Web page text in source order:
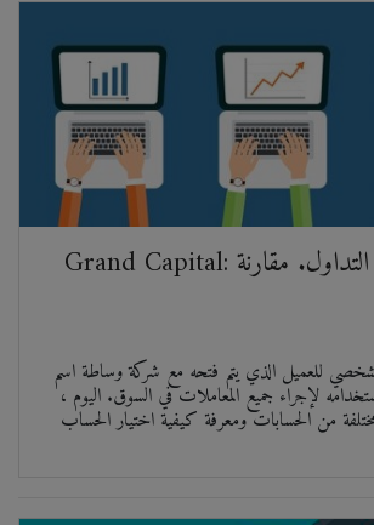
Grand Capital: اختيار حساب التداول. مقارنة
للعميل الذي يتم فتحه مع شركة وساطة اسم
لإجراء جميع المعاملات في السوق. اليوم ،
من الحسابات ومعرفة كيفية اختيار الحساب